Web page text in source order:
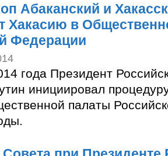
Абаканский и
Хакасию в
Федерации
года Президент
инициировал
палаты